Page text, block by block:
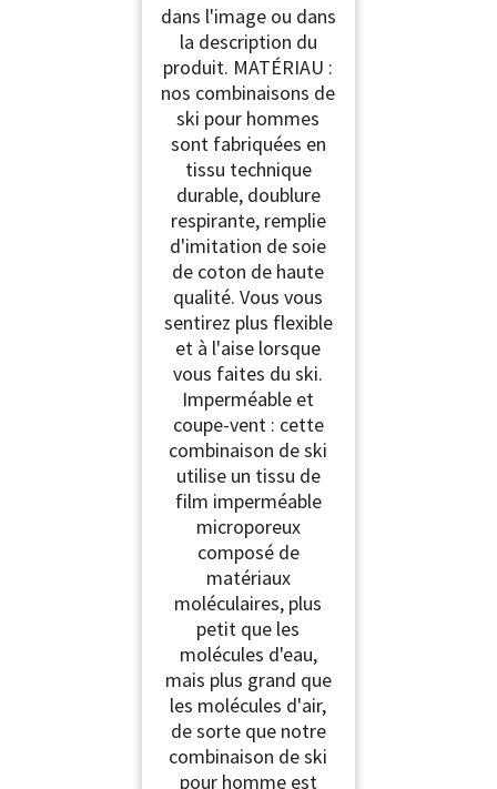
dans l'image ou dans
la description du
produit. MATÉRIAU :
nos combinaisons de
ski pour hommes
sont fabriquées en
tissu technique
durable, doublure
respirante, remplie
d'imitation de soie
de coton de haute
qualité. Vous vous
sentirez plus flexible
et à l'aise lorsque
vous faites du ski.
Imperméable et
coupe-vent : cette
combinaison de ski
utilise un tissu de
film imperméable
microporeux
composé de
matériaux
moléculaires, plus
petit que les
molécules d'eau,
mais plus grand que
les molécules d'air,
de sorte que notre
combinaison de ski
pour homme est